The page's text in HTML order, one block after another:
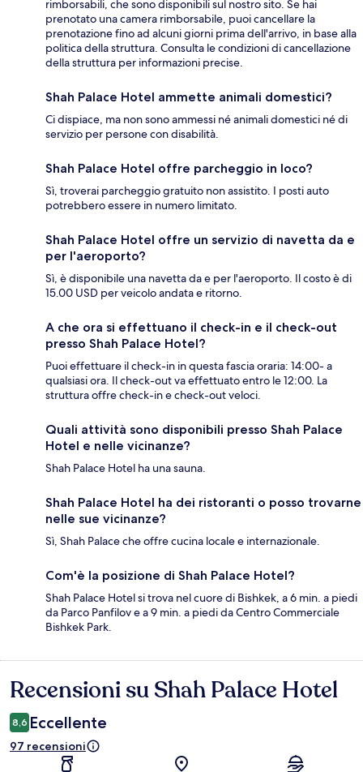
rimborsabili, che sono disponibili sul nostro sito. Se hai
prenotato una camera rimborsabile, puoi cancellare la
prenotazione fino ad alcuni giorni prima dell'arrivo, in base alla
politica della struttura. Consulta le condizioni di cancellazione
della struttura per informazioni precise.
Shah Palace Hotel ammette animali domestici?
Ci dispiace, ma non sono ammessi né animali domestici né di
servizio per persone con disabilità.
Shah Palace Hotel offre parcheggio in loco?
Sì, troverai parcheggio gratuito non assistito. I posti auto
potrebbero essere in numero limitato.
Shah Palace Hotel offre un servizio di navetta da e
per l'aeroporto?
Sì, è disponibile una navetta da e per l'aeroporto. Il costo è di
15.00 USD per veicolo andata e ritorno.
A che ora si effettuano il check-in e il check-out
presso Shah Palace Hotel?
Puoi effettuare il check-in in questa fascia oraria: 14:00- a
qualsiasi ora. Il check-out va effettuato entro le 12:00. La
struttura offre check-in e check-out veloci.
Quali attività sono disponibili presso Shah Palace
Hotel e nelle vicinanze?
Shah Palace Hotel ha una sauna.
Shah Palace Hotel ha dei ristoranti o posso trovarne
nelle sue vicinanze?
Sì, Shah Palace che offre cucina locale e internazionale.
Com'è la posizione di Shah Palace Hotel?
Shah Palace Hotel si trova nel cuore di Bishkek, a 6 min. a piedi
da Parco Panfilov e a 9 min. a piedi da Centro Commerciale
Bishkek Park.
Recensioni
Recensioni su Shah Palace Hotel
8,6 Eccellente
97 recensioni